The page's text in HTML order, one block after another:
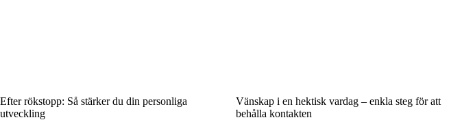
Efter rökstopp: Så stärker du din personliga
utveckling
Vänskap i en hektisk vardag – enkla steg för att
behålla kontakten